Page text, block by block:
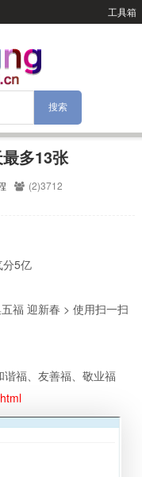
工具箱
多13张
(2)3712
分5亿
福 迎新春 > 使用扫一扫
福、友善福、敬业福